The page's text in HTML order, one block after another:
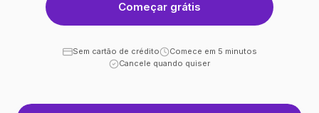
Começar grátis
Sem cartão de crédito
Comece em 5 minutos
Cancele quando quiser